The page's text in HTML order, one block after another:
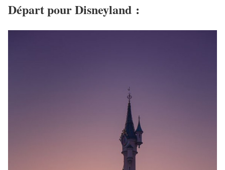
Départ pour Disneyland :